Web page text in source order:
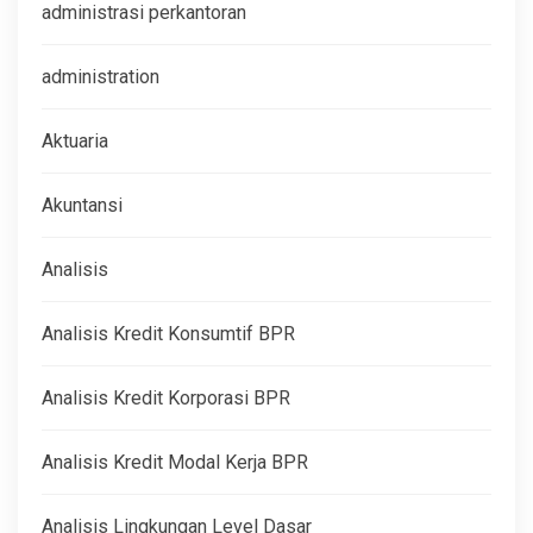
administrasi perkantoran
administration
Aktuaria
Akuntansi
Analisis
Analisis Kredit Konsumtif BPR
Analisis Kredit Korporasi BPR
Analisis Kredit Modal Kerja BPR
Analisis Lingkungan Level Dasar